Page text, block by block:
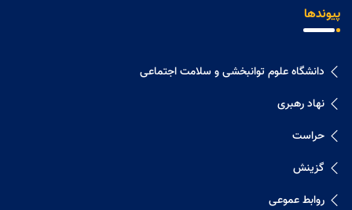
پیوندها
دانشگاه علوم توانبخشی و سلامت اجتماعی
نهاد رهبری
حراست
گزینش
روابط عموعی